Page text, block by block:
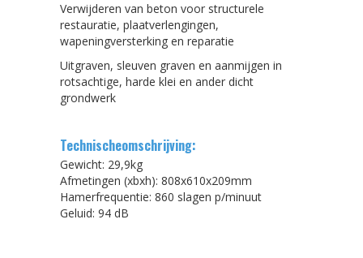
Verwijderen van beton voor structurele
restauratie, plaatverlengingen,
wapeningversterking en reparatie
Uitgraven, sleuven graven en aanmijgen in
rotsachtige, harde klei en ander dicht
grondwerk
Technischeomschrijving:
Gewicht: 29,9kg
Afmetingen (xbxh): 808x610x209mm
Hamerfrequentie: 860 slagen p/minuut
Geluid: 94 dB